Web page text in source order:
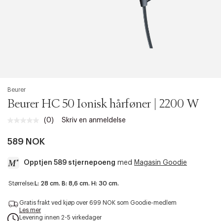
Beurer
Beurer HC 50 Ionisk hårføner | 2200 W
Ingen
Samme
(0) Skriv en anmeldelse
589 NOK
Opptjen 589 stjernepoeng med Magasin Goodie
a
c
Størrelse: L: 28 cm. B: 8,6 cm. H: 30 cm.
Gratis frakt ved kjøp over 699 NOK som Goodie-medlem
Les mer
Levering innen 2-5 virkedager